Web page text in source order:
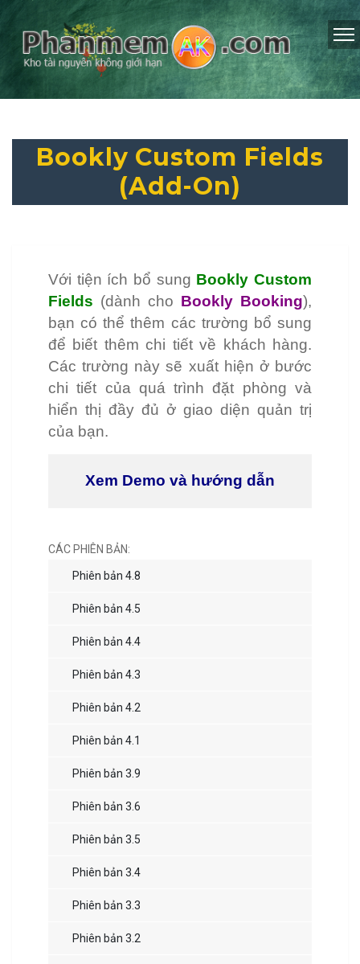
Bookly Custom Fields
(Add-On)
Với tiện ích bổ sung Bookly Custom
Fields (dành cho Bookly Booking),
bạn có thể thêm các trường bổ sung
để biết thêm chi tiết về khách hàng.
Các trường này sẽ xuất hiện ở bước
chi tiết của quá trình đặt phòng và
hiển thị đầy đủ ở giao diện quản trị
của bạn.
Xem Demo và hướng dẫn
CÁC PHIÊN BẢN:
Phiên bản 4.8
Phiên bản 4.5
Phiên bản 4.4
Phiên bản 4.3
Phiên bản 4.2
Phiên bản 4.1
Phiên bản 3.9
Phiên bản 3.6
Phiên bản 3.5
Phiên bản 3.4
Phiên bản 3.3
Phiên bản 3.2